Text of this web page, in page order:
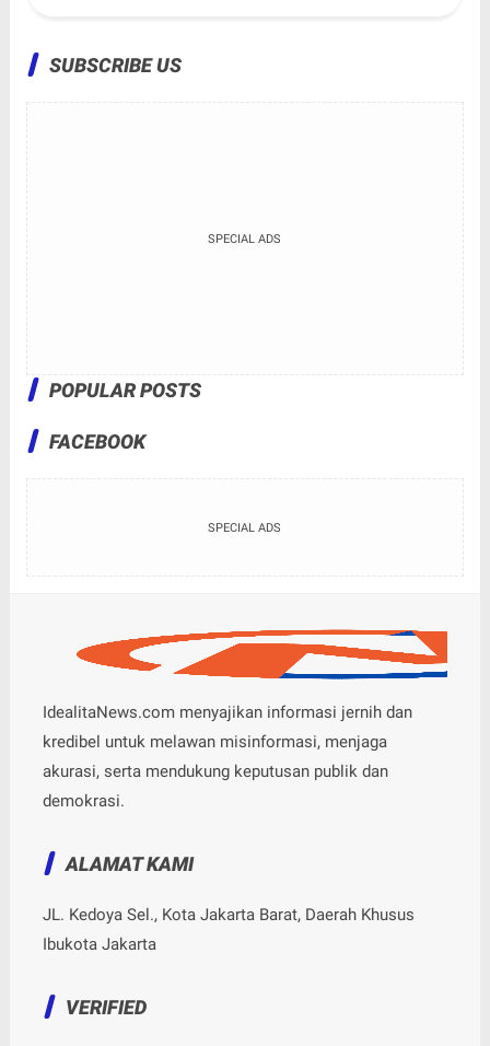
SUBSCRIBE US
SPECIAL ADS
POPULAR POSTS
FACEBOOK
SPECIAL ADS
IdealitaNews.com menyajikan informasi jernih dan
kredibel untuk melawan misinformasi, menjaga
akurasi, serta mendukung keputusan publik dan
demokrasi.
ALAMAT KAMI
JL. Kedoya Sel., Kota Jakarta Barat, Daerah Khusus
Ibukota Jakarta
VERIFIED